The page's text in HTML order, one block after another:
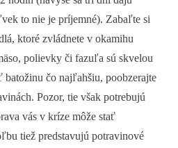
to nie je príjemné). Zabaľte si
ktoré zvládnete v okamihu
polievky či fazuľa sú skvelou
čo najľahšiu, poobzerajte
Pozor, tie však potrebujú
vás v kríze môže stať
tiež predstavujú potravinové